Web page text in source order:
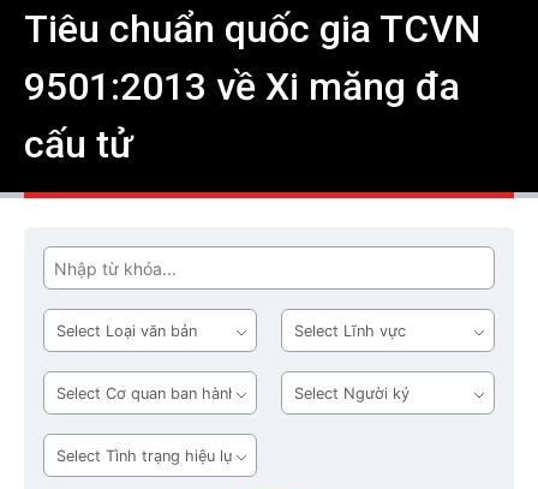
Tiêu chuẩn quốc gia TCVN
9501:2013 về Xi măng đa
cấu tử
Tìm
Loại
văn
bản
Lĩnh
vực
Cơ
quan
ban
hành
Người
ký
Tình
trạng